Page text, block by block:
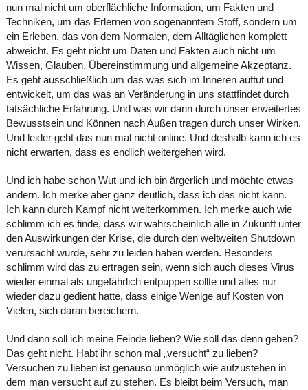
nun mal nicht um oberflächliche Information, um Fakten und
Techniken, um das Erlernen von sogenanntem Stoff, sondern um
ein Erleben, das von dem Normalen, dem Alltäglichen komplett
abweicht. Es geht nicht um Daten und Fakten auch nicht um
Wissen, Glauben, Übereinstimmung und allgemeine Akzeptanz.
Es geht ausschließlich um das was sich im Inneren auftut und
entwickelt, um das was an Veränderung in uns stattfindet durch
tatsächliche Erfahrung. Und was wir dann durch unser erweitertes
Bewusstsein und Können nach Außen tragen durch unser Wirken.
Und leider geht das nun mal nicht online. Und deshalb kann ich es
nicht erwarten, dass es endlich weitergehen wird.
Und ich habe schon Wut und ich bin ärgerlich und möchte etwas
ändern. Ich merke aber ganz deutlich, dass ich das nicht kann.
Ich kann durch Kampf nicht weiterkommen. Ich merke auch wie
schlimm ich es finde, dass wir wahrscheinlich alle in Zukunft unter
den Auswirkungen der Krise, die durch den weltweiten Shutdown
verursacht wurde, sehr zu leiden haben werden. Besonders
schlimm wird das zu ertragen sein, wenn sich auch dieses Virus
wieder einmal als ungefährlich entpuppen sollte und alles nur
wieder dazu gedient hatte, dass einige Wenige auf Kosten von
Vielen, sich daran bereichern.
Und dann soll ich meine Feinde lieben? Wie soll das denn gehen?
Das geht nicht. Habt ihr schon mal „versucht“ zu lieben?
Versuchen zu lieben ist genauso unmöglich wie aufzustehen in
dem man versucht auf zu stehen. Es bleibt beim Versuch, man